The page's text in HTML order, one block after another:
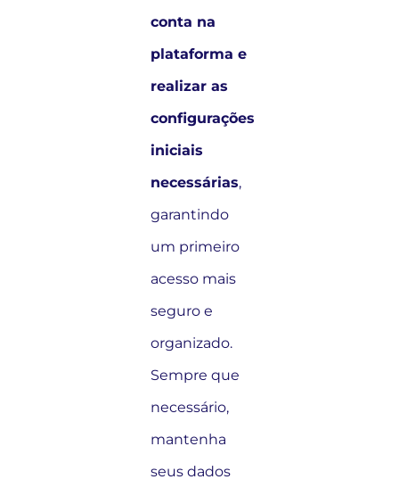
conta na
plataforma e
realizar as
configurações
iniciais
necessárias,
garantindo
um primeiro
acesso mais
seguro e
organizado.
Sempre que
necessário,
mantenha
seus dados